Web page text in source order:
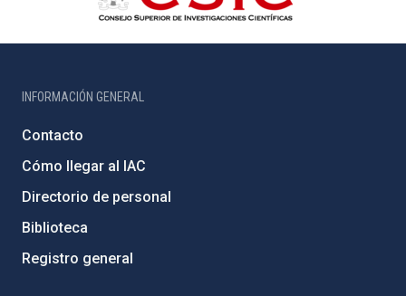
INFORMACIÓN GENERAL
Contacto
Cómo llegar al IAC
Directorio de personal
Biblioteca
Registro general